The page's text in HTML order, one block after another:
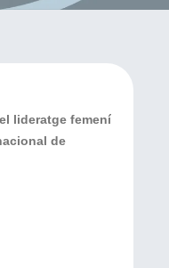
lideratge femení
de